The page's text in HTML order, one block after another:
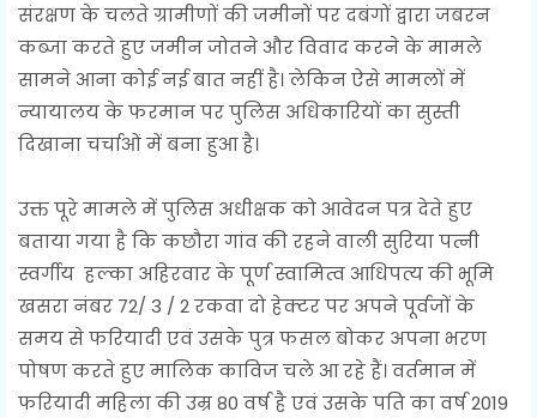
संरक्षण के चलते ग्रामीणों की जमीनों पर दबंगों द्वारा जबरन
कब्जा करते हुए जमीन जोतने और विवाद करने के मामले
सामने आना कोई नई बात नहीं है। लेकिन ऐसे मामलों में
न्यायालय के फरमान पर पुलिस अधिकारियों का सुस्ती
दिखाना चर्चाओं में बना हुआ है।
उक्त पूरे मामले में पुलिस अधीक्षक को आवेदन पत्र देते हुए
बताया गया है कि कछौरा गांव की रहने वाली सुरिया पत्नी
स्वर्गीय हल्का अहिरवार के पूर्ण स्वामित्व आधिपत्य की भूमि
खसरा नंबर 72/ 3 / 2 रकवा दो हेक्टर पर अपने पूर्वजों के
समय से फरियादी एवं उसके पुत्र फसल बोकर अपना भरण
पोषण करते हुए मालिक काविज चले आ रहे हैं। वर्तमान में
फरियादी महिला की उम्र 80 वर्ष है एवं उसके पति का वर्ष 2019